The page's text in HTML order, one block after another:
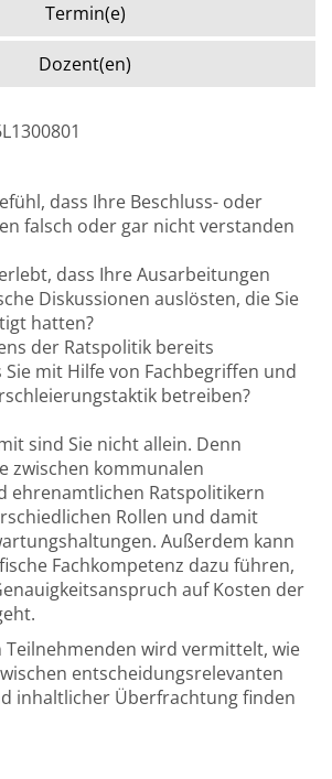
Termin(e)
Dozent(en)
dass Ihre Beschluss- oder
falsch oder gar nicht verstanden
dass Ihre Ausarbeitungen
Diskussionen auslösten, die Sie
hatten?
der Ratspolitik bereits
mit Hilfe von Fachbegriffen und
betreiben?
sind Sie nicht allein. Denn
zwischen kommunalen
ehrenamtlichen Ratspolitikern
Rollen und damit
Außerdem kann
Fachkompetenz dazu führen,
auf Kosten der
Teilnehmenden wird vermittelt, wie
entscheidungsrelevanten
inhaltlicher Überfrachtung finden